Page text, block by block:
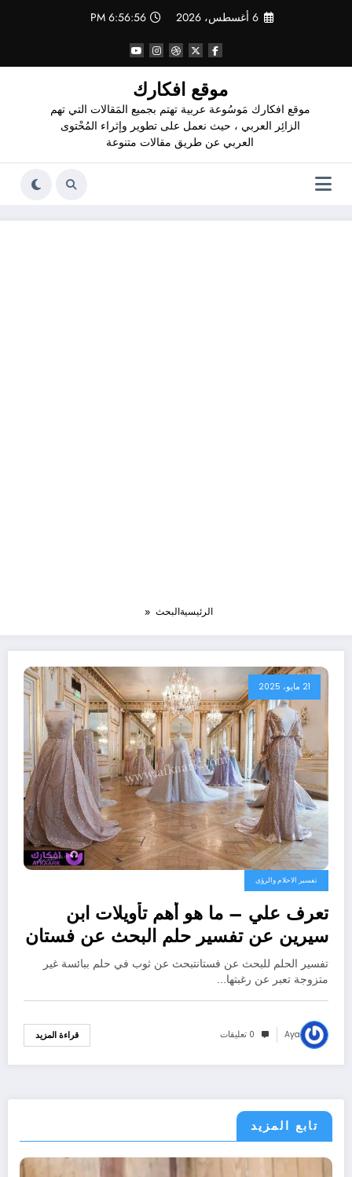
6 أغسطس، 2026 6:56:56 PM
موقع افكارك
موقع افكارك مَوسُوعة عربية تهتم بجميع المَقالات التي تهم
الزائِر العربي ، حيث نعمل على تطوير وإثراء المُحْتوى
العربي عن طريق مقالات متنوعة
الرئيسيةالبحث
21 مايو، 2025
تفسير الاحلام والرؤى
تعرف علي – ما هو أهم تأويلات ابن
سيرين عن تفسير حلم البحث عن فستان
لابن سيرين؟ – بالتفصيل
تفسير الحلم للبحث عن فستانتبحث عن ثوب في حلم ببائسة غير
متزوجة تعبر عن رغبتها…
Aya 0 تعليقات قراءة المزيد
تابع المزيد